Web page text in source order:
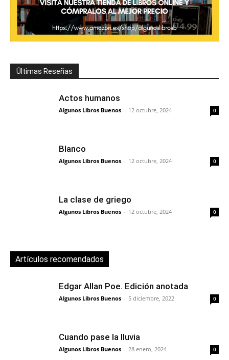
Últimas Reseñas
Actos humanos
Algunos Libros Buenos - 12 octubre, 2024 0
Blanco
Algunos Libros Buenos - 12 octubre, 2024 0
La clase de griego
Algunos Libros Buenos - 12 octubre, 2024 0
Artículos recomendados
Edgar Allan Poe. Edición anotada
Algunos Libros Buenos - 5 diciembre, 2022 0
Cuando pase la lluvia
Algunos Libros Buenos - 28 enero, 2024 0